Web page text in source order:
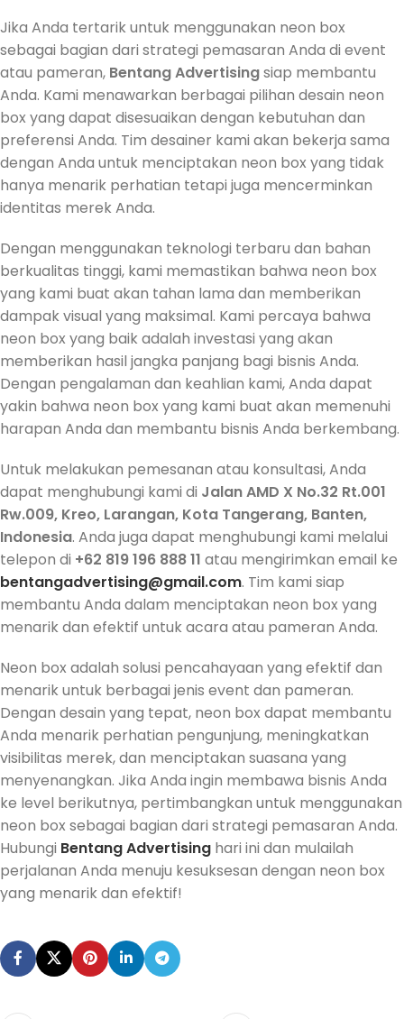
Jika Anda tertarik untuk menggunakan neon box
sebagai bagian dari strategi pemasaran Anda di event
atau pameran, Bentang Advertisingsiap membantu
Anda. Kami menawarkan berbagai pilihan desain neon
box yang dapat disesuaikan dengan kebutuhan dan
preferensi Anda. Tim desainer kami akan bekerja sama
dengan Anda untuk menciptakan neon box yang tidak
hanya menarik perhatian tetapi juga mencerminkan
identitas merek Anda.
Dengan menggunakan teknologi terbaru dan bahan
berkualitas tinggi, kami memastikan bahwa neon box
yang kami buat akan tahan lama dan memberikan
dampak visual yang maksimal. Kami percaya bahwa
neon box yang baik adalah investasi yang akan
memberikan hasil jangka panjang bagi bisnis Anda.
Dengan pengalaman dan keahlian kami, Anda dapat
yakin bahwa neon box yang kami buat akan memenuhi
harapan Anda dan membantu bisnis Anda berkembang.
Untuk melakukan pemesanan atau konsultasi, Anda
dapat menghubungi kami di Jalan AMD X No.32 Rt.001
Rw.009, Kreo, Larangan, Kota Tangerang, Banten,
Indonesia. Anda juga dapat menghubungi kami melalui
telepon di +62 819 196 888 11 atau mengirimkan email ke
bentangadvertising@gmail.com. Tim kami siap
membantu Anda dalam menciptakan neon box yang
menarik dan efektif untuk acara atau pameran Anda.
Neon box adalah solusi pencahayaan yang efektif dan
menarik untuk berbagai jenis event dan pameran.
Dengan desain yang tepat, neon box dapat membantu
Anda menarik perhatian pengunjung, meningkatkan
visibilitas merek, dan menciptakan suasana yang
menyenangkan. Jika Anda ingin membawa bisnis Anda
ke level berikutnya, pertimbangkan untuk menggunakan
neon box sebagai bagian dari strategi pemasaran Anda.
Hubungi Bentang Advertising hari ini dan mulailah
perjalanan Anda menuju kesuksesan dengan neon box
yang menarik dan efektif!